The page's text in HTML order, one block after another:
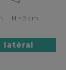
H = 2 cm.
latéral